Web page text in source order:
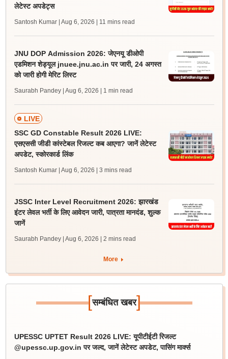
लेटेस्ट अपडेट्स
Santosh Kumar | Aug 6, 2026 | 11 mins read
JNU DOP Admission 2026: जेएनयू डीओपी
एडमिशन शेड्यूल jnuee.jnu.ac.in पर जारी, 24 अगस्त
को जारी होगी मेरिट लिस्ट
Saurabh Pandey | Aug 6, 2026 | 1 min read
LIVE
SSC GD Constable Result 2026 LIVE:
एसएससी जीडी कांस्टेबल रिजल्ट कब आएगा? जानें लेटेस्ट
अपडेट, स्कोरकार्ड लिंक
Santosh Kumar | Aug 6, 2026 | 3 mins read
JSSC Inter Level Recruitment 2026: झारखंड
इंटर लेवल भर्ती के लिए आवेदन जारी, पात्रता मानदंड, शुल्क
जानें
Saurabh Pandey | Aug 6, 2026 | 2 mins read
More
[सम्बंधित खबर]
UPESSC UPTET Result 2026 LIVE: यूपीटीईटी रिजल्ट
@upessc.up.gov.in पर जल्द, जानें लेटेस्ट अपडेट, पासिंग मार्क्स